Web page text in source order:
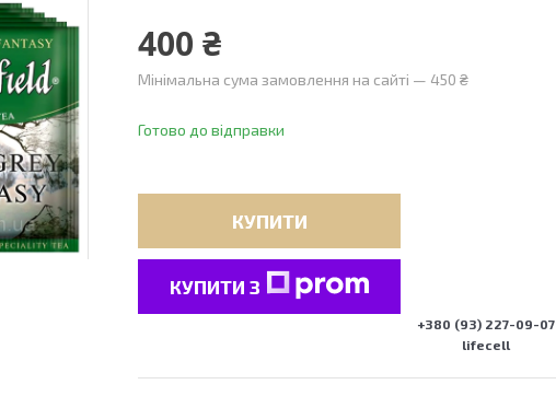
400 ₴
Мінімальна сума замовлення на сайті — 450 ₴
Готово до відправки
КУПИТИ
КУПИТИ З
+380 (93) 227-09-07
lifecell